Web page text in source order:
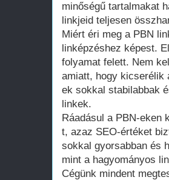
minőségű tartalmakat
linkjeid teljesen
Miért éri meg a PBN
linképzéshez képest.
folyamat felett. Nem
amiatt, hogy kicserélik
ek sokkal stabilabbak
linkek.
Ráadásul a PBN-eken
t, azaz SEO-értéket
sokkal gyorsabban és
mint a hagyományos
Cégünk mindent